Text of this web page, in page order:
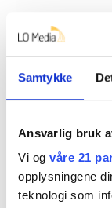
Samtykke
Ansvarlig bruk
Vi og våre 21
opplysningene
teknologi som
Artikkelen